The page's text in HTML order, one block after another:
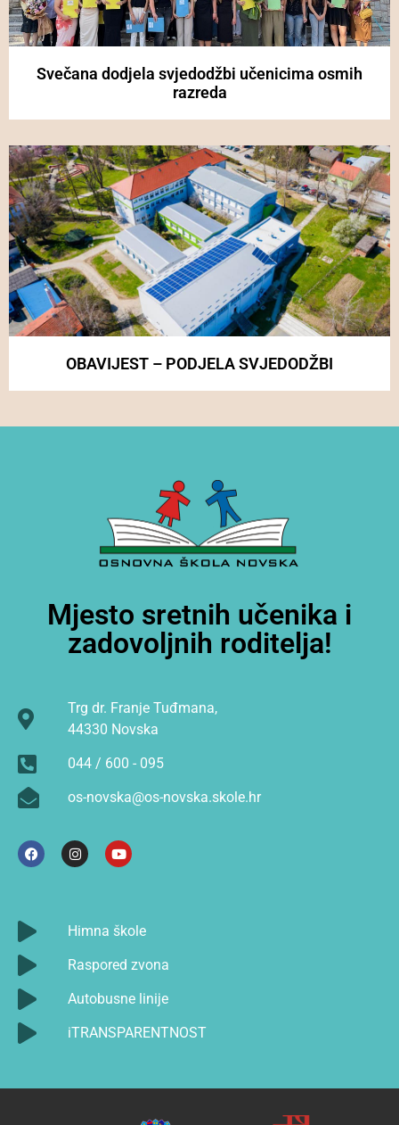
Svečana dodjela svjedodžbi učenicima osmih
razreda
OBAVIJEST – PODJELA SVJEDODŽBI
Mjesto sretnih učenika i
zadovoljnih roditelja!
Trg dr. Franje Tuđmana,
44330 Novska
044 / 600 - 095
os-novska@os-novska.skole.hr
Himna škole
Raspored zvona
Autobusne linije
iTRANSPARENTNOST